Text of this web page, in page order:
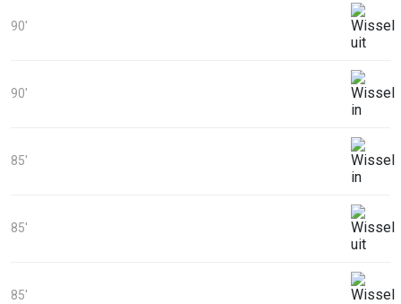
90'
90'
85'
85'
85'